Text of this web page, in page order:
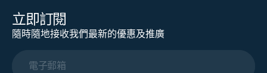
立即訂閱
隨時隨地接收我們最新的優惠及推廣
電子郵箱